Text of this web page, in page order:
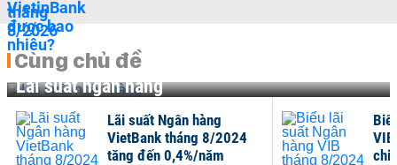
Cùng chủ đề
Lãi suất ngân hàng
Lãi suất Ngân hàng
VietBank tháng 8/2024
tăng đến 0,4%/năm
Biểu lãi suất Ngân
VIB tháng 8/2024
chiều tăng